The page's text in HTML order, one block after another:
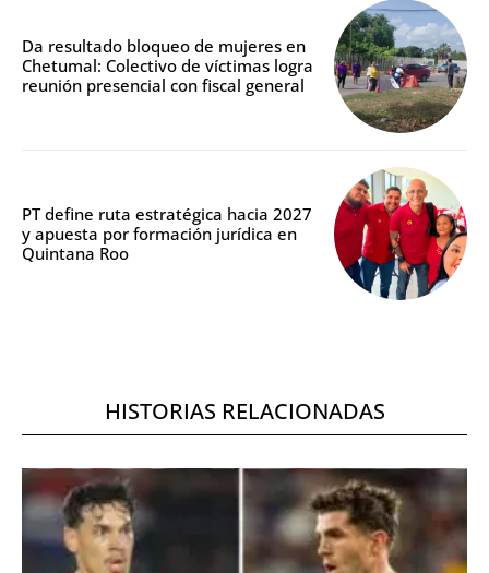
Da resultado bloqueo de mujeres en
Chetumal: Colectivo de víctimas logra
reunión presencial con fiscal general
PT define ruta estratégica hacia 2027
y apuesta por formación jurídica en
Quintana Roo
HISTORIAS RELACIONADAS